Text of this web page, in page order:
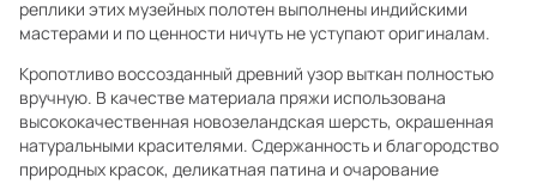
реплики этих музейных полотен выполнены индийскими
мастерами и по ценности ничуть не уступают оригиналам.
Кропотливо воссозданный древний узор выткан полностью
вручную. В качестве материала пряжи использована
высококачественная новозеландская шерсть, окрашенная
натуральными красителями. Сдержанность и благородство
природных красок, деликатная патина и очарование